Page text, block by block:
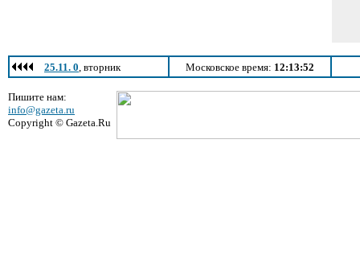
25.11. 0, вторник Московское время: 12:13:52
Пишите нам:
info@gazeta.ru
Copyright © Gazeta.Ru